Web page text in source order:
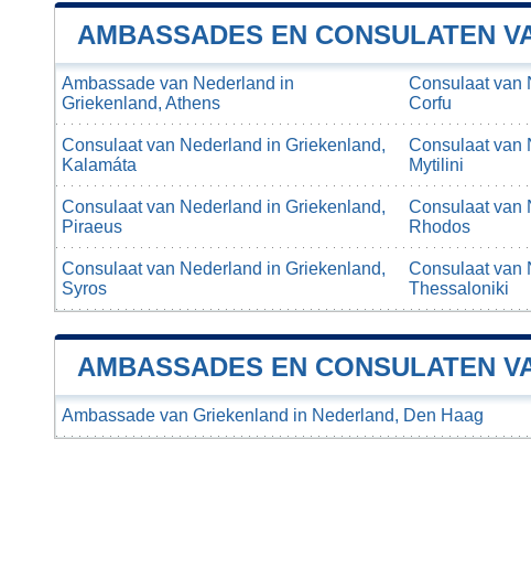
AMBASSADES EN CONSULATEN
Ambassade van Nederland in
Griekenland, Athens
Consulaat van
Corfu
Consulaat van Nederland in Griekenland,
Kalamáta
Consulaat van
Mytilini
Consulaat van Nederland in Griekenland,
Piraeus
Consulaat van
Rhodos
Consulaat van Nederland in Griekenland,
Syros
Consulaat van
Thessaloniki
AMBASSADES EN CONSULATEN
Ambassade van Griekenland in Nederland, Den Haag